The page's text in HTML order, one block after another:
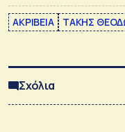
ΑΚΡΙΒΕΙΑ ΤΑΚΗΣ
Σχόλια